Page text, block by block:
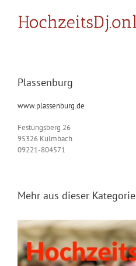
springen
Plassenburg
www.plassenburg.de
Festungsberg 26
95326 Kulmbach
09221-804571
Mehr aus dieser Kategorie